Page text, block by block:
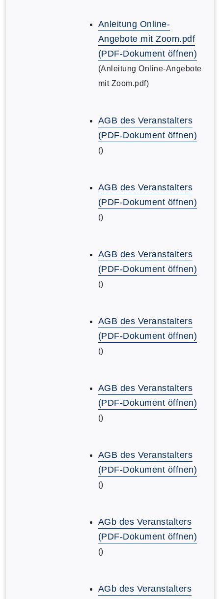
Anleitung Online-
Angebote mit Zoom.pdf
(PDF-Dokument öffnen)
(Anleitung Online-Angebote
mit Zoom.pdf)
AGB des Veranstalters
(PDF-Dokument öffnen)
()
AGB des Veranstalters
(PDF-Dokument öffnen)
()
AGB des Veranstalters
(PDF-Dokument öffnen)
()
AGB des Veranstalters
(PDF-Dokument öffnen)
()
AGB des Veranstalters
(PDF-Dokument öffnen)
()
AGB des Veranstalters
(PDF-Dokument öffnen)
()
AGb des Veranstalters
(PDF-Dokument öffnen)
()
AGb des Veranstalters